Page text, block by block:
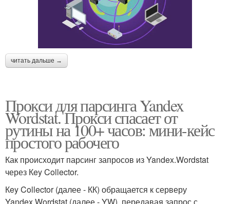
читать дальше →
Прокси для парсинга Yandex
Wordstat. Прокси спасает от
рутины на 100+ часов: мини-кейс
простого рабочего
Как происходит парсинг запросов из Yandex.Wordstat
через Кey Collector.
Кey Collector (далее - КК) обращается к серверу